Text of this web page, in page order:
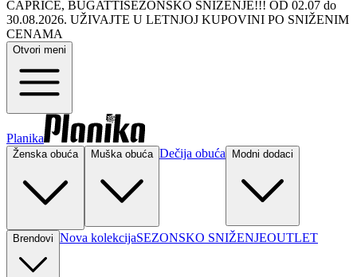
CAPRICE, BUGATTISEZONSKO SNIŽENJE!!! OD 02.07 do
30.08.2026. UŽIVAJTE U LETNJOJ KUPOVINI PO SNIŽENIM
CENAMA
Otvori meni
Planika
Ženska obuća Muška obuća Dečija obuća Modni dodaci
Brendovi Nova kolekcijaSEZONSKO SNIŽENJEOUTLET